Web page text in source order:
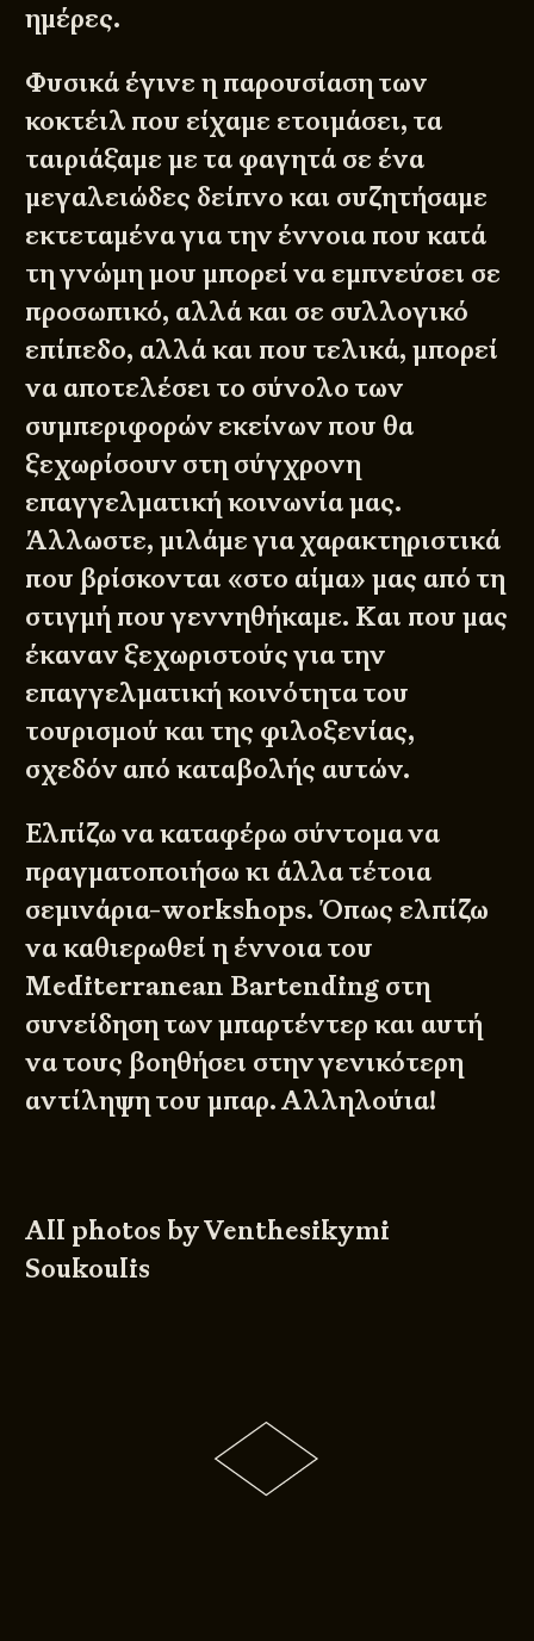
ημέρες.
Φυσικά έγινε η παρουσίαση των
κοκτέιλ που είχαμε ετοιμάσει, τα
ταιριάξαμε με τα φαγητά σε ένα
μεγαλειώδες δείπνο και συζητήσαμε
εκτεταμένα για την έννοια που κατά
τη γνώμη μου μπορεί να εμπνεύσει σε
προσωπικό, αλλά και σε συλλογικό
επίπεδο, αλλά και που τελικά, μπορεί
να αποτελέσει το σύνολο των
συμπεριφορών εκείνων που θα
ξεχωρίσουν στη σύγχρονη
επαγγελματική κοινωνία μας.
Άλλωστε, μιλάμε για χαρακτηριστικά
που βρίσκονται «στο αίμα» μας από τη
στιγμή που γεννηθήκαμε. Και που μας
έκαναν ξεχωριστούς για την
επαγγελματική κοινότητα του
τουρισμού και της φιλοξενίας,
σχεδόν από καταβολής αυτών.
Ελπίζω να καταφέρω σύντομα να
πραγματοποιήσω κι άλλα τέτοια
σεμινάρια-workshops. Όπως ελπίζω
να καθιερωθεί η έννοια του
Mediterranean Bartending στη
συνείδηση των μπαρτέντερ και αυτή
να τους βοηθήσει στην γενικότερη
αντίληψη του μπαρ. Αλληλούια!
All photos byVenthesikymi
Soukoulis